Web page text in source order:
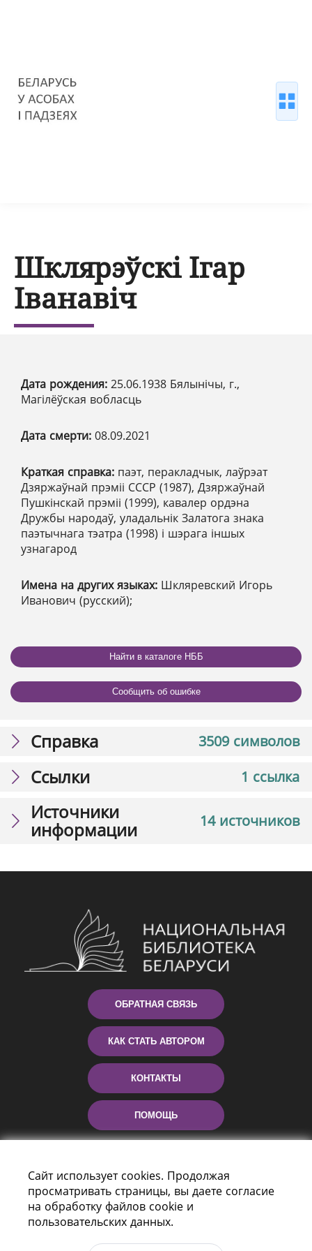
Шклярэўскі Ігар
Іванавіч
Дата рождения: 25.06.1938 Бялынічы, г.,
Магілёўская вобласць
Дата смерти: 08.09.2021
Краткая справка: паэт, перакладчык, лаўрэат
Дзяржаўнай прэміі СССР (1987), Дзяржаўнай
Пушкінскай прэміі (1999), кавалер ордэна
Дружбы народаў, уладальнік Залатога знака
паэтычнага тэатра (1998) і шэрага іншых
узнагарод
Имена на других языках: Шкляревский Игорь
Иванович (русский);
Найти в каталоге НББ
Сообщить об ошибке
3509 символов
Справка
1 ссылка
Ссылки
14 источников
Источники
информации
ОБРАТНАЯ СВЯЗЬ
КАК СТАТЬ АВТОРОМ
КОНТАКТЫ
ПОМОЩЬ
Сайт использует cookies. Продолжая
просматривать страницы, вы даете согласие
на обработку файлов cookie и
пользовательских данных.